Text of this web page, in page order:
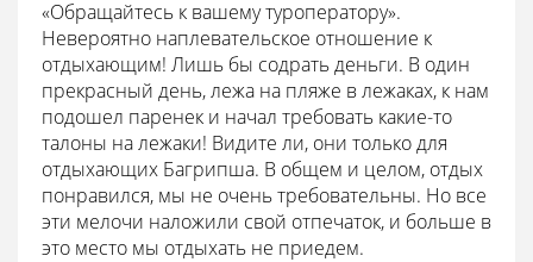
«Обращайтесь к вашему туроператору».
Невероятно наплевательское отношение к
отдыхающим! Лишь бы содрать деньги. В один
прекрасный день, лежа на пляже в лежаках, к нам
подошел паренек и начал требовать какие-то
талоны на лежаки! Видите ли, они только для
отдыхающих Багрипша. В общем и целом, отдых
понравился, мы не очень требовательны. Но все
эти мелочи наложили свой отпечаток, и больше в
это место мы отдыхать не приедем.